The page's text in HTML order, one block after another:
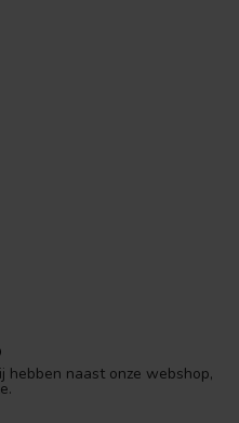
hebben naast onze webshop,